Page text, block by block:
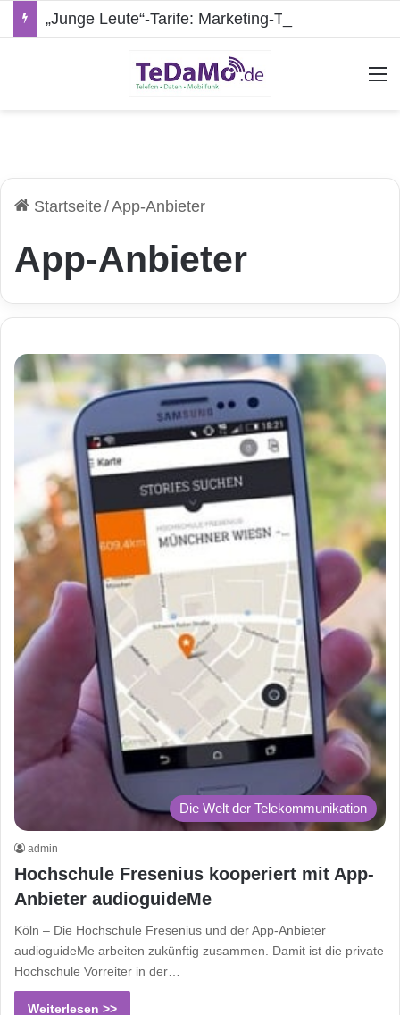
Startseite/App-Anbieter
App-Anbieter
Die Welt der Telekommunikation
admin
Hochschule Fresenius kooperiert mit App-
Anbieter audioguideMe
Köln – Die Hochschule Fresenius und der App-Anbieter
audioguideMe arbeiten zukünftig zusammen. Damit ist die private
Hochschule Vorreiter in der…
Weiterlesen >>